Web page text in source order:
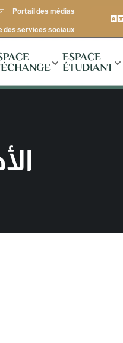
Portail des médias
des services sociaux
ESPACE
ÉTUDIANT